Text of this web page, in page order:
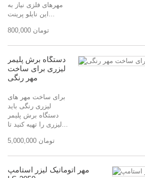
مهرهای فلزی نیاز به
این نایلو پرینت...
800,000 تومان
دستگاه برش پلیمر
لیزری برای ساخت
مهر رنگی
برای ساخت مهر های
لیزری رنگی باید
دستگاه برش پلیمر
لیزری را تهیه کنید تا...
5,000,000 تومان
مهر اتوماتیک لیزر استامپ